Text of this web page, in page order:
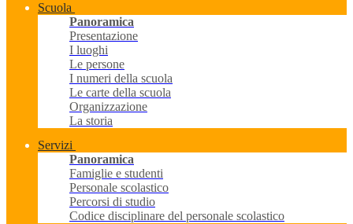
Scuola
Panoramica
Presentazione
I luoghi
Le persone
I numeri della scuola
Le carte della scuola
Organizzazione
La storia
Servizi
Panoramica
Famiglie e studenti
Personale scolastico
Percorsi di studio
Codice disciplinare del personale scolastico